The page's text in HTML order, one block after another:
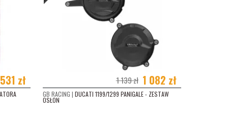
531 zł 1 139 zł 1 082 zł
GB RACING | DUCATI 1199/1299 PANIGALE - ZESTAW
OSŁON